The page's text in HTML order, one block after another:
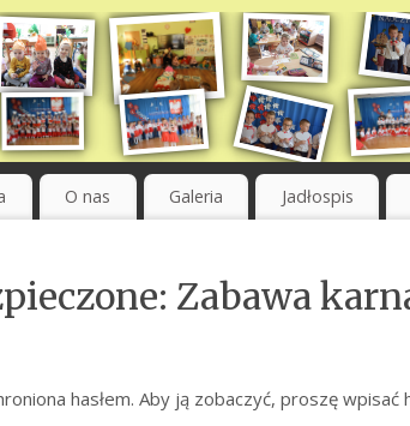
O nas Galeria Jadłospis
Zabawa
hasłem. Aby ją zobaczyć, proszę wpisać